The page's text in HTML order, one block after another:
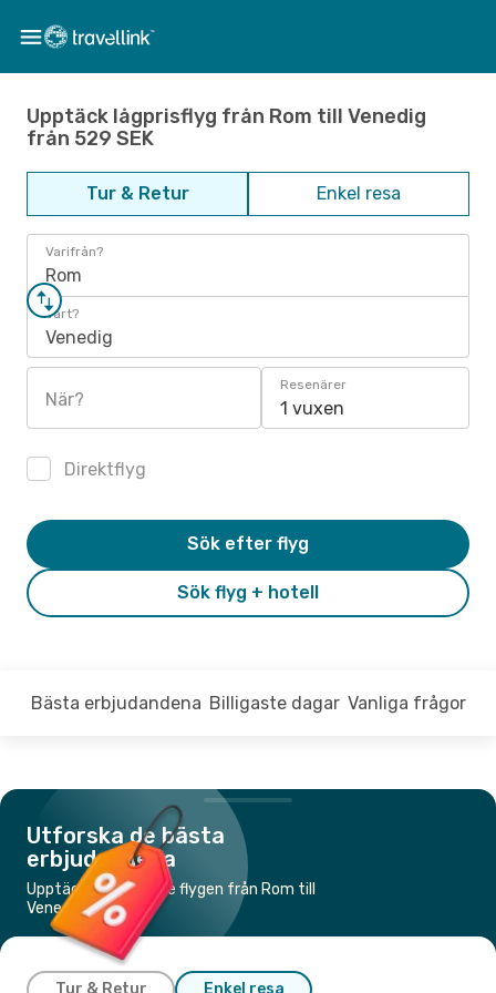
Upptäck lågprisflyg från Rom till Venedig
från 529 SEK
Tur & Retur Enkel resa
Varifrån?
Rom
Vart?
Venedig
När?
Resenärer
1 vuxen
Direktflyg
Sök flyg + hotell
Sök efter flyg
Bästa erbjudandena Billigaste dagar Vanliga frågor
Utforska de bästa
erbjudandena
Upptäck de billigaste flygen från Rom till
Venedig
Tur & Retur Enkel resa